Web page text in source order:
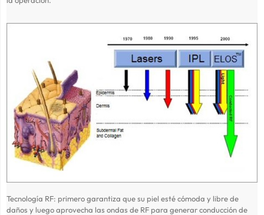
Tecnología RF: primero garantiza que su piel esté cómoda y libre de
daños y luego aprovecha las ondas de RF para generar conducción de